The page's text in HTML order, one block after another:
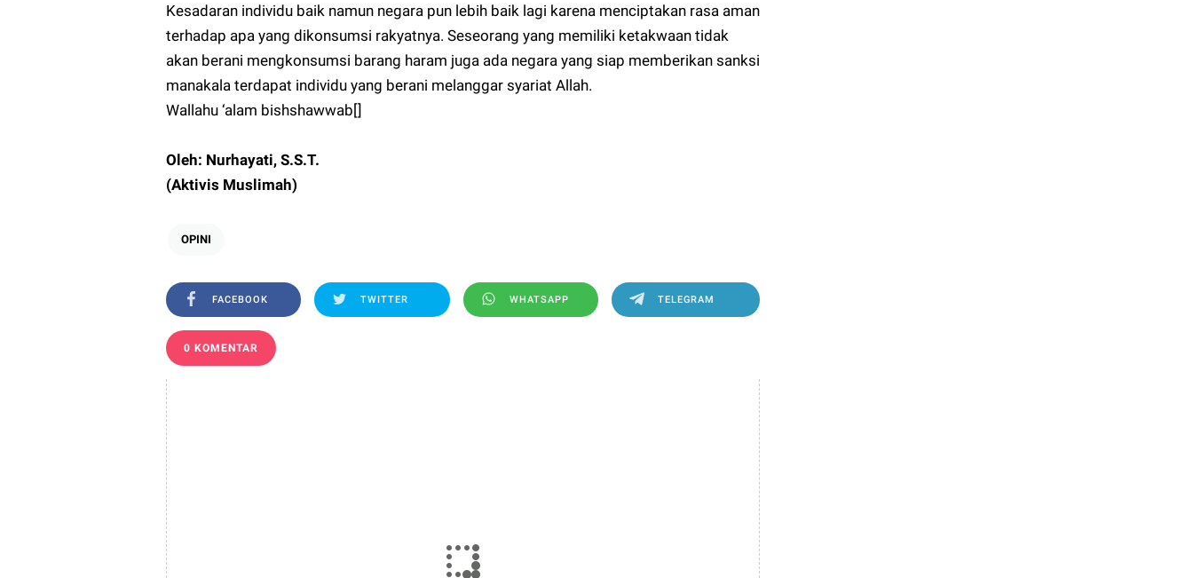
Kesadaran individu baik namun negara pun lebih baik lagi karena menciptakan rasa aman
terhadap apa yang dikonsumsi rakyatnya. Seseorang yang memiliki ketakwaan tidak
akan berani mengkonsumsi barang haram juga ada negara yang siap memberikan sanksi
manakala terdapat individu yang berani melanggar syariat Allah.
Wallahu ‘alam bishshawwab[]
Oleh: Nurhayati, S.S.T.
(Aktivis Muslimah)
OPINI
FACEBOOK TWITTER WHATSAPP TELEGRAM
0 KOMENTAR